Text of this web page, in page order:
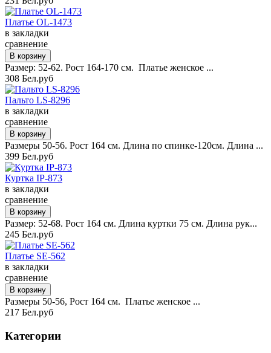
Платье OL-1473
в закладки
сравнение
Размер: 52-62. Рост 164-170 см. Платье женское ...
308 Бел.руб
Пальто LS-8296
в закладки
сравнение
Размеры 50-56. Рост 164 см. Длина по спинке-120см. Длина ...
399 Бел.руб
Куртка IP-873
в закладки
сравнение
Размер: 52-68. Рост 164 см. Длина куртки 75 см. Длина рук...
245 Бел.руб
Платье SE-562
в закладки
сравнение
Размеры 50-56, Рост 164 см. Платье женское ...
217 Бел.руб
Категории